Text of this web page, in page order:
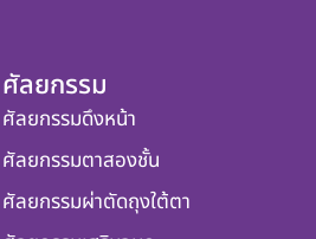
ศัลยกรรม
ศัลยกรรมดึงหน้า
ศัลยกรรมตาสองชั้น
ศัลยกรรมผ่าตัดถุงใต้ตา